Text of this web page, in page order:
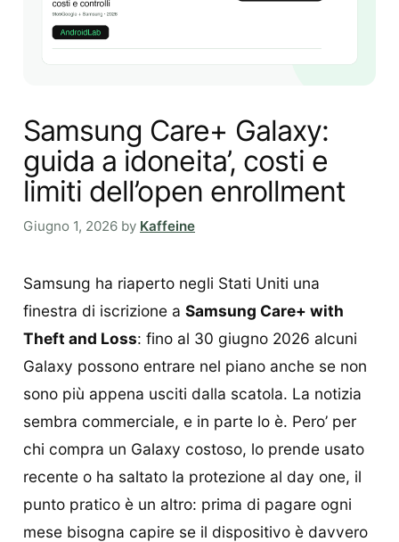
Samsung Care+ Galaxy:
guida a idoneita’, costi e
limiti dell’open enrollment
Giugno 1, 2026 by Kaffeine
Samsung ha riaperto negli Stati Uniti una
finestra di iscrizione a Samsung Care+ with
Theft and Loss: fino al 30 giugno 2026 alcuni
Galaxy possono entrare nel piano anche se non
sono più appena usciti dalla scatola. La notizia
sembra commerciale, e in parte lo è. Pero’ per
chi compra un Galaxy costoso, lo prende usato
recente o ha saltato la protezione al day one, il
punto pratico è un altro: prima di pagare ogni
mese bisogna capire se il dispositivo è davvero